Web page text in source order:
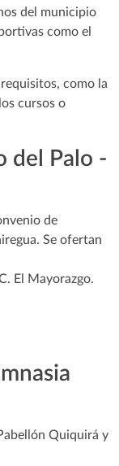
del municipio
como el
como la
cursos o
del Palo -
de
Se ofertan
El Mayorazgo.
Quiquirá y